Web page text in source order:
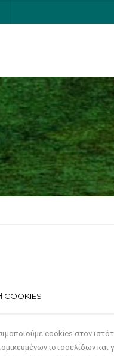
COOKIES
cookies στον
ιστοσελίδων